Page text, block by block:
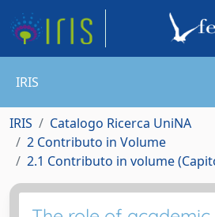
IRIS
IRIS
Catalogo Ricerca UniNA
2 Contributo in Volume
2.1 Contributo in volume